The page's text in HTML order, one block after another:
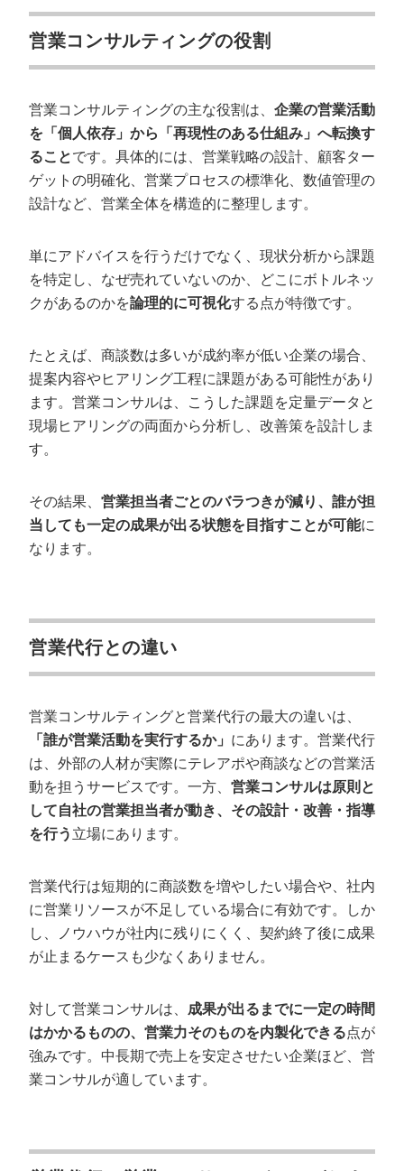
プロジェクト契約
総合力・実績豊富な営業コンサルティング会社
営業プロセス構築・実行支援に強い営業コンサルティ
ング会社
中小企業・スタートアップに強い営業コンサルティン
グ会社
容を紹介
営業戦略・プロセス設計
営業ツールの導入支援
マーケティング支援
営業コンサルに関するよくある質問
契約期間の縛りはありますか？
営業コンサルと営業研修の違いは何ですか？
成果報酬型の営業コンサルはありますか？
営業改革を
営業コンサルティングの役割
営業コンサルティングの主な役割は、 企業の営業活動
を「個人依存」から「再現性のある仕組み」へ転換す
ることです。具体的には、営業戦略の設計、顧客ター
ゲットの明確化、営業プロセスの標準化、数値管理の
設計など、営業全体を構造的に整理します。
単にアドバイスを行うだけでなく、現状分析から課題
を特定し、なぜ売れていないのか、どこにボトルネッ
クがあるのかを論理的に可視化する点が特徴です。
たとえば、商談数は多いが成約率が低い企業の場合、
提案内容やヒアリング工程に課題がある可能性があり
ます。営業コンサルは、こうした課題を定量データと
現場ヒアリングの両面から分析し、改善策を設計しま
す。
その結果、 営業担当者ごとのバラつきが減り、誰が担
当しても一定の成果が出る状態を目指すことが可能に
なります。
営業代行との違い
営業コンサルティングと営業代行の最大の違いは、
「誰が営業活動を実行するか」 にあります。営業代行
は、外部の人材が実際にテレアポや商談などの営業活
動を担うサービスです。一方、 営業コンサルは原則と
して自社の営業担当者が動き、その設計・改善・指導
を行う 立場にあります。
営業代行は短期的に商談数を増やしたい場合や、社内
に営業リソースが不足している場合に有効です。しか
し、ノウハウが社内に残りにくく、契約終了後に成果
が止まるケースも少なくありません。
対して営業コンサルは、 成果が出るまでに一定の時間
はかかるものの、営業力そのものを内製化できる点が
強みです。中長期で売上を安定させたい企業ほど、営
業コンサルが適しています。